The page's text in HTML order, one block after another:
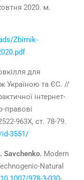
2020. м.
Zbirnik-
для
Україною та ЄС. //
iнтернет-
правові
963Х, ст. 78-79.
3551/
Savchenko. Modern
Natural